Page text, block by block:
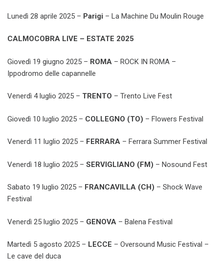
Lunedì 28 aprile 2025 – Parigi – La Machine Du Moulin Rouge
CALMOCOBRA LIVE – ESTATE 2025
Giovedì 19 giugno 2025 – ROMA – ROCK IN ROMA –
Ippodromo delle capannelle
Venerdì 4 luglio 2025 – TRENTO – Trento Live Fest
Giovedì 10 luglio 2025 – COLLEGNO (TO) – Flowers Festival
Venerdì 11 luglio 2025 – FERRARA – Ferrara Summer Festival
Venerdì 18 luglio 2025 – SERVIGLIANO (FM) – Nosound Fest
Sabato 19 luglio 2025 – FRANCAVILLA (CH) – Shock Wave
Festival
Venerdì 25 luglio 2025 – GENOVA – Balena Festival
Martedì 5 agosto 2025 – LECCE – Oversound Music Festival –
Le cave del duca